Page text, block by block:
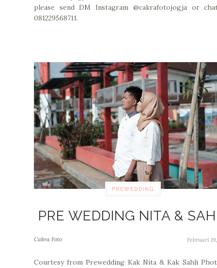
please send DM Instagram @cakrafotojogja or
081229568711.
PREWEDDING
PRE WEDDING NITA &
Cakra Foto Februari
Courtesy from Prewedding Kak Nita & Kak Sahli